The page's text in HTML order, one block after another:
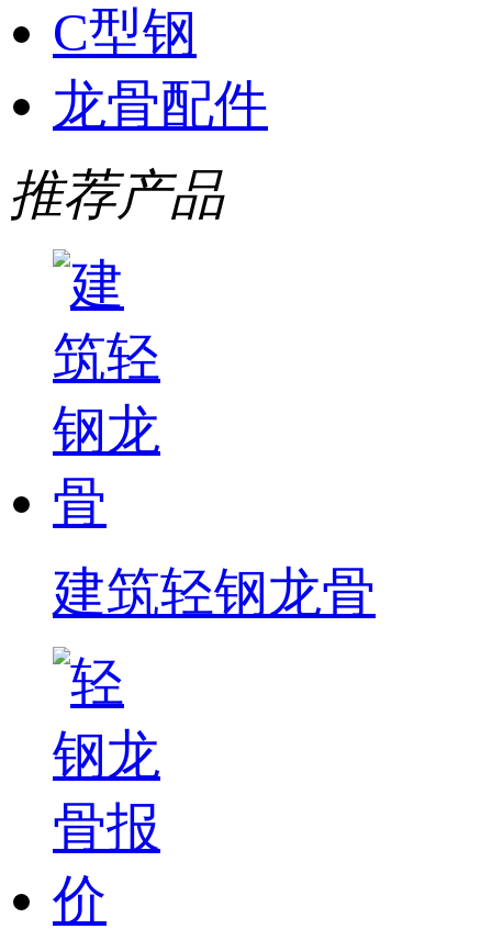
C型钢
龙骨配件
推荐产品
建筑轻钢龙骨